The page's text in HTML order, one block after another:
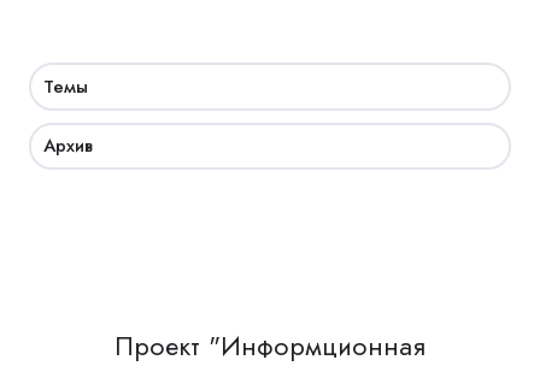
Темы
Архив
Проект "Информционная